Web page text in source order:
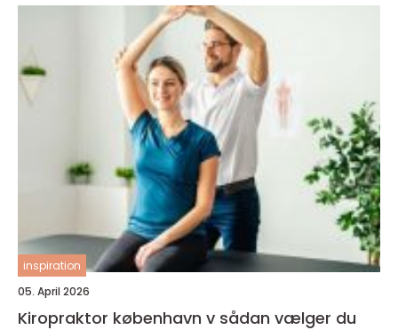
inspiration
05. April 2026
Kiropraktor københavn v sådan vælger du